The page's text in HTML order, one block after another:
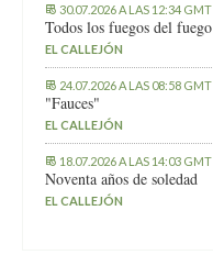
30.07.2026 A LAS 12:34 GMT
Todos los fuegos del fuego
EL CALLEJÓN
24.07.2026 A LAS 08:58 GMT
"Fauces"
EL CALLEJÓN
18.07.2026 A LAS 14:03 GMT
Noventa años de soledad
EL CALLEJÓN